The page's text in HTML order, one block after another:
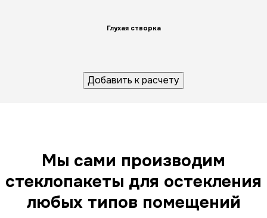
Глухая створка
Добавить к расчету
Мы сами производим
стеклопакеты для остекления
любых типов помещений